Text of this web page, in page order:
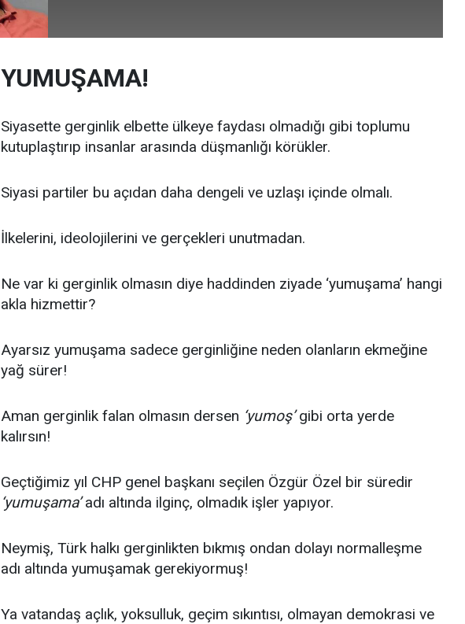
YUMUŞAMA!
Siyasette gerginlik elbette ülkeye faydası olmadığı gibi toplumu
kutuplaştırıp insanlar arasında düşmanlığı körükler.
Siyasi partiler bu açıdan daha dengeli ve uzlaşı içinde olmalı.
İlkelerini, ideolojilerini ve gerçekleri unutmadan.
Ne var ki gerginlik olmasın diye haddinden ziyade ‘yumuşama’ hangi
akla hizmettir?
Ayarsız yumuşama sadece gerginliğine neden olanların ekmeğine
yağ sürer!
Aman gerginlik falan olmasın dersen ‘yumoş’gibi orta yerde
kalırsın!
Geçtiğimiz yıl CHP genel başkanı seçilen Özgür Özel bir süredir
‘yumuşama’adı altında ilginç, olmadık işler yapıyor.
Neymiş, Türk halkı gerginlikten bıkmış ondan dolayı normalleşme
adı altında yumuşamak gerekiyormuş!
Ya vatandaş açlık, yoksulluk, geçim sıkıntısı, olmayan demokrasi ve